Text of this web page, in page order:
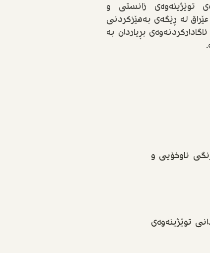
توێژینەوەی زانستی و
لە ڕێگەی بەهێزکردنی
بڕیاردان بە
ناوخۆیی و
توێژینەوەی